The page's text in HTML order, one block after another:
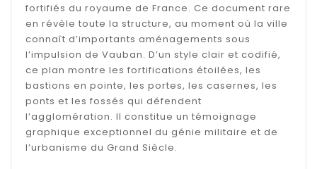
fortifiés du royaume de France. Ce document rare
en révèle toute la structure, au moment où la ville
connaît d’importants aménagements sous
l’impulsion de Vauban. D’un style clair et codifié,
ce plan montre les fortifications étoilées, les
bastions en pointe, les portes, les casernes, les
ponts et les fossés qui défendent
l’agglomération. Il constitue un témoignage
graphique exceptionnel du génie militaire et de
l’urbanisme du Grand Siècle.